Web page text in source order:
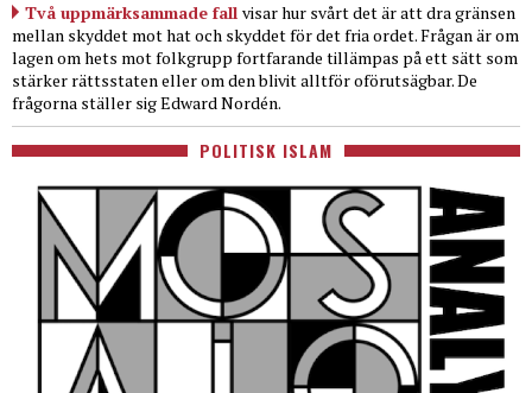
Två uppmärksammade fall visar hur svårt det är att dra gränsen
mellan skyddet mot hat och skyddet för det fria ordet. Frågan är om
lagen om hets mot folkgrupp fortfarande tillämpas på ett sätt som
stärker rättsstaten eller om den blivit alltför oförutsägbar. De
frågorna ställer sig Edward Nordén.
POLITISK ISLAM